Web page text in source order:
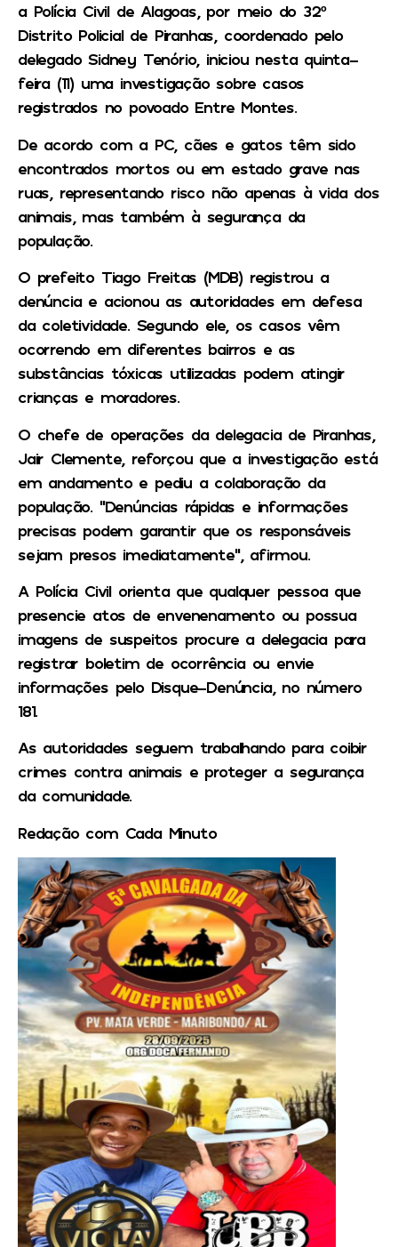
a Polícia Civil de Alagoas, por meio do 32º
Distrito Policial de Piranhas, coordenado pelo
delegado Sidney Tenório, iniciou nesta quinta-
feira (11) uma investigação sobre casos
registrados no povoado Entre Montes.
De acordo com a PC, cães e gatos têm sido
encontrados mortos ou em estado grave nas
ruas, representando risco não apenas à vida dos
animais, mas também à segurança da
população.
O prefeito Tiago Freitas (MDB) registrou a
denúncia e acionou as autoridades em defesa
da coletividade. Segundo ele, os casos vêm
ocorrendo em diferentes bairros e as
substâncias tóxicas utilizadas podem atingir
crianças e moradores.
O chefe de operações da delegacia de Piranhas,
Jair Clemente, reforçou que a investigação está
em andamento e pediu a colaboração da
população. “Denúncias rápidas e informações
precisas podem garantir que os responsáveis
sejam presos imediatamente”, afirmou.
A Polícia Civil orienta que qualquer pessoa que
presencie atos de envenenamento ou possua
imagens de suspeitos procure a delegacia para
registrar boletim de ocorrência ou envie
informações pelo Disque-Denúncia, no número
181.
As autoridades seguem trabalhando para coibir
crimes contra animais e proteger a segurança
da comunidade.
Redação com Cada Minuto